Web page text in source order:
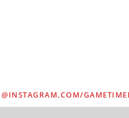
@INSTAGRAM.COM/